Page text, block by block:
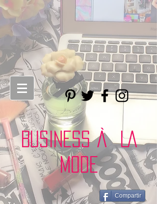
BUSINESS À LA
MODE
Compartir